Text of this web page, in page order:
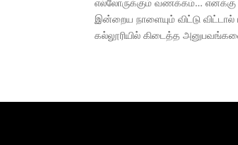
இன்றைய நாளையும் விட்டு
கல்லூரியில் கிடைத்த